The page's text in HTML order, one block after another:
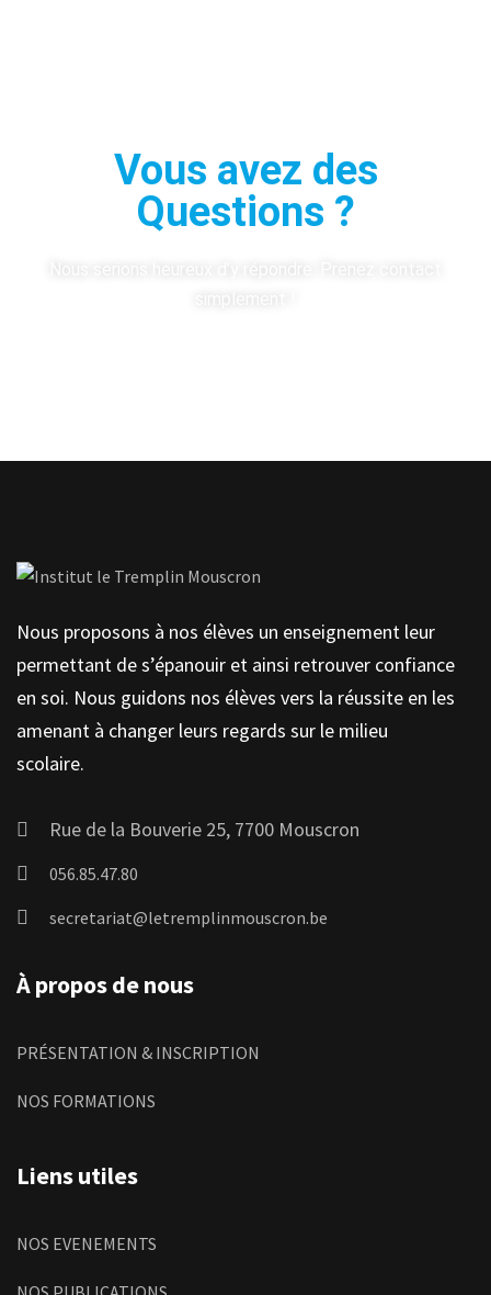
Vous avez des
Questions ?
Nous proposons à nos élèves un enseignement leur
permettant de s’épanouir et ainsi retrouver confiance
en soi. Nous guidons nos élèves vers la réussite en les
amenant à changer leurs regards sur le milieu
scolaire.
Rue de la Bouverie 25, 7700 Mouscron
056.85.47.80
secretariat@letremplinmouscron.be
À propos de nous
PRÉSENTATION & INSCRIPTION
NOS FORMATIONS
Liens utiles
NOS EVENEMENTS